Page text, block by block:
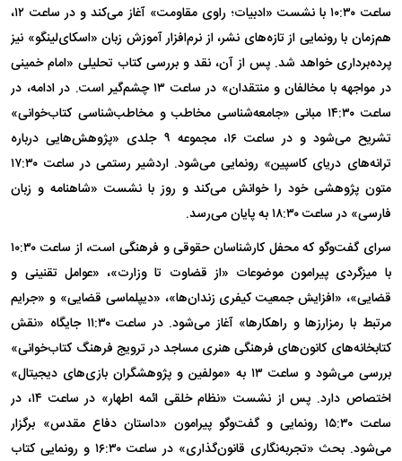
ساعت ۱۰:۳۰ با نشست «ادبیات؛ راوی مقاومت» آغاز می‌کند و در ساعت ۱۲،
هم‌زمان با رونمایی از تازه‌های نشر، از نرم‌افزار آموزش زبان «اسکای‌لینگو» نیز
پرده‌برداری خواهد شد. پس از آن، نقد و بررسی کتاب تحلیلی «امام خمینی
در مواجهه با مخالفان و منتقدان» در ساعت ۱۳ چشم‌گیر است. در ادامه، در
ساعت ۱۴:۳۰ مبانی «جامعه‌شناسی مخاطب و مخاطب‌شناسی کتاب‌خوانی»
تشریح می‌شود و در ساعت ۱۶، مجموعه ۹ جلدی «پژوهش‌هایی درباره
ترانه‌های دریای کاسپین» رونمایی می‌شود. اردشیر رستمی در ساعت ۱۷:۳۰
متون پژوهشی خود را خوانش می‌کند و روز با نشست «شاهنامه و زبان
فارسی» در ساعت ۱۸:۳۰ به پایان می‌رسد.
سرای گفت‌و‌گو که محفل کارشناسان حقوقی و فرهنگی است، از ساعت ۱۰:۳۰
با میزگردی پیرامون موضوعات «از قضاوت تا وزارت»، «عوامل تقنینی و
قضایی»، «افزایش جمعیت کیفری زندان‌ها»، «دیپلماسی قضایی» و «جرایم
مرتبط با رمزارز‌ها و راهکارها» آغاز می‌شود. در ساعت ۱۱:۳۰ جایگاه «نقش
کتابخانه‌های کانون‌های فرهنگی هنری مساجد در ترویج فرهنگ کتاب‌خوانی»
بررسی می‌شود و ساعت ۱۳ به «مولفین و پژوهشگران بازی‌های دیجیتال»
اختصاص دارد. پس از نشست «نظام خلقی ائمه اطهار» در ساعت ۱۴، در
ساعت ۱۵:۳۰ رونمایی و گفت‌و‌گو پیرامون «داستان دفاع مقدس» برگزار
می‌شود. بحث «تجربه‌نگاری قانون‌گذاری» در ساعت ۱۶:۳۰ و رونمایی کتاب